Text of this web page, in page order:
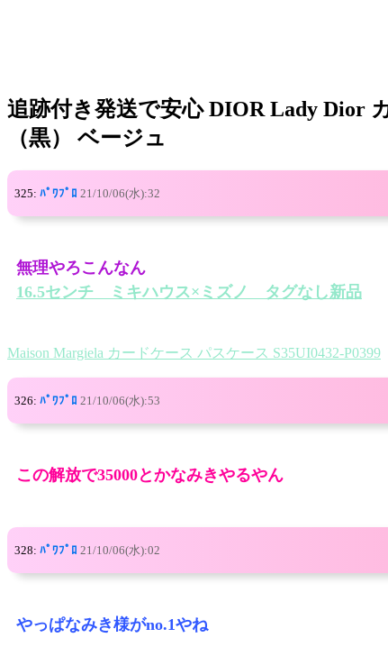
追跡付き発送で安心 DIOR Lady Dior
（黒） ベージュ
325: ﾊﾟﾜﾌﾟﾛ 21/10/06(水):32
無理やろこんなん
16.5センチ ミキハウス×ミズノ タグなし新品
Maison Margiela カードケース パスケース S35UI0432-P0399
326: ﾊﾟﾜﾌﾟﾛ 21/10/06(水):53
この解放で35000とかなみきやるやん
328: ﾊﾟﾜﾌﾟﾛ 21/10/06(水):02
やっぱなみき様がno.1やね